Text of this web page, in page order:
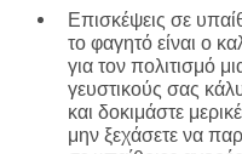
Επισκέψεις σε
το φαγητό είναι ο
για τον πολιτισμό
γευστικούς σας
και δοκιμάστε
μην ξεχάσετε να